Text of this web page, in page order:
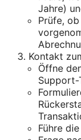
Jahre)
Prüfe,
Kontakt
Öffne
Support-
Führe